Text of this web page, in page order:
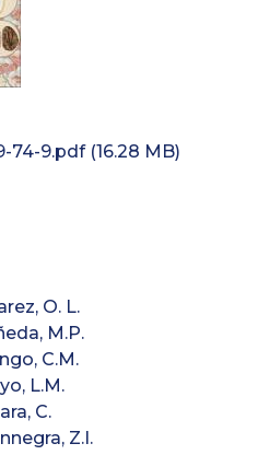
74-9.pdf(16.28 MB)
O. L.
M.P.
C.M.
L.M.
C.
Z.I.